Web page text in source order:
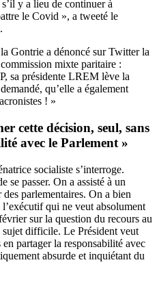
y a lieu de continuer à
le Covid », a tweeté le
Gontrie a dénoncé sur Twitter la
mixte paritaire :
sa présidente LREM lève la
qu’elle a également
! »
cette décision, seul, sans
avec le Parlement »
socialiste s’interroge.
se passer. On a assisté à un
des parlementaires. On a bien
qui ne veut absolument
sur la question du recours au
sujet difficile. Le Président veut
partager la responsabilité avec
absurde et inquiétant du